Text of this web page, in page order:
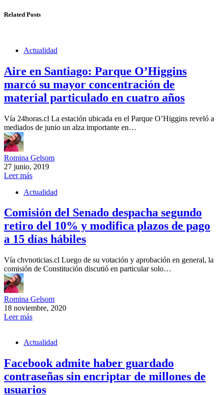
Related Posts
Actualidad
Aire en Santiago: Parque O’Higgins
marcó su mayor concentración de
material particulado en cuatro años
Vía 24horas.cl La estación ubicada en el Parque O’Higgins reveló a
mediados de junio un alza importante en…
Romina Gelsom
27 junio, 2019
Leer más
Actualidad
Comisión del Senado despacha segundo
retiro del 10% y modifica plazos de pago
a 15 días hábiles
Vía chvnoticias.cl Luego de su votación y aprobación en general, la
comisión de Constitución discutió en particular solo…
Romina Gelsom
18 noviembre, 2020
Leer más
Actualidad
Facebook admite haber guardado
contraseñas sin encriptar de millones de
usuarios